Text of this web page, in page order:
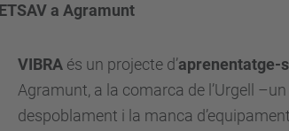
a Agramunt
VIBRA és un projecte d’aprenentatge-
Agramunt, a la comarca de l’Urgell
despoblament i la manca